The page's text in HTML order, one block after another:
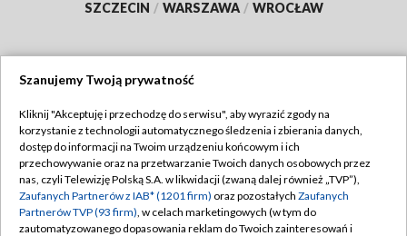
SZCZECIN / WARSZAWA / WROCŁAW
TVP
Abonament TVP
Emisja w TVP
Centrum informacji TVP
Regulamin TVP
Polityka prywatności
Moje zgody
Szanujemy Twoją prywatność
Kliknij "Akceptuję i przechodzę do serwisu", aby wyrazić zgody na
korzystanie z technologii automatycznego śledzenia i zbierania danych,
dostęp do informacji na Twoim urządzeniu końcowym i ich
przechowywanie oraz na przetwarzanie Twoich danych osobowych przez
nas, czyli Telewizję Polską S.A. w likwidacji (zwaną dalej również „TVP”),
Zaufanych Partnerów z IAB* (1201 firm) oraz pozostałych Zaufanych
Partnerów TVP (93 firm), w celach marketingowych (w tym do
zautomatyzowanego dopasowania reklam do Twoich zainteresowań i